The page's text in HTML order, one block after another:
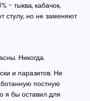
- тыква, кабачок,
стулу, но не заменяют
Никогда.
и паразитов. Не
постную
я бы оставил для